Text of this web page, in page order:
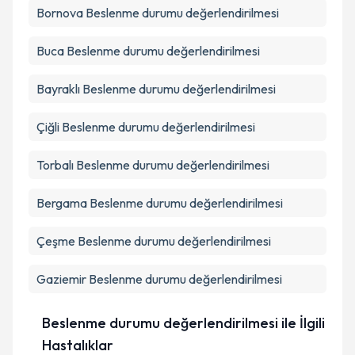
Bornova Beslenme durumu değerlendirilmesi
Buca Beslenme durumu değerlendirilmesi
Bayraklı Beslenme durumu değerlendirilmesi
Çiğli Beslenme durumu değerlendirilmesi
Torbalı Beslenme durumu değerlendirilmesi
Bergama Beslenme durumu değerlendirilmesi
Çeşme Beslenme durumu değerlendirilmesi
Gaziemir Beslenme durumu değerlendirilmesi
Beslenme durumu değerlendirilmesi ile İlgili
Hastalıklar